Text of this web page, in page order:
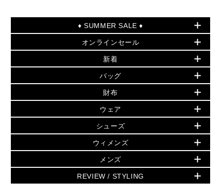
♦ SUMMER SALE ♦
セールおすすめアイテム
▶ ウィメンズ
バッグ
小物
シューズ・靴
ウェア
アクセサリー
時計
▶ メンズ
バッグ
オンラインセール
PRODUCT OF THE MONTH - 今月の特別価格
再値下げアイテム
追加アイテム
▶ ウィメンズすべて(ウェア・シューズ除く)
バッグ
財布・小物
ウェア
シューズ
時計・ジュエリー
新着
初夏のスタイル
▶ すべて
▶ ウィメンズすべて
財布・小物
アクセサリー
フレグランス
シューズ
バッグ
人気の定番アイテム
日本限定 - バッグ
▶ ウィメンズすべて
トートバッグ
ショルダーバッグ
クロスボディ・斜め掛け
財布
日本限定 - 財布・小物
▶ ウィメンズすべて
GREENWICH
折り財布(二つ折り・三つ折り)
長財布
ウェア
▶ ウィメンズすべて
トップス
スカート・パンツ
ジャケット・アウター
シューズ
▶ ウィメンズすべて
サンダル
スニーカー
ウィメンズ
人気の定番アイテム
▶ ウィメンズすべて
メンズ
▶ メンズすべて
REVIEW / STYLING